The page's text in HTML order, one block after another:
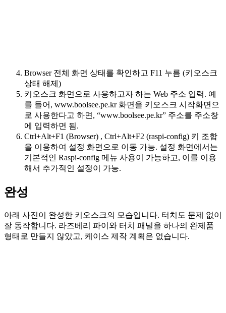
Browser 전체 화면 상태를 확인하고 F11 누름 (키오스크
상태 해제)
키오스크 화면으로 사용하고자 하는 Web 주소 입력. 예
를 들어, www.boolsee.pe.kr 화면을 키오스크 시작화면으
로 사용한다고 하면, “www.boolsee.pe.kr” 주소를 주소창
에 입력하면 됨.
Ctrl+Alt+F1 (Browser) , Ctrl+Alt+F2 (raspi-config) 키 조합
을 이용하여 설정 화면으로 이동 가능. 설정 화면에서는
기본적인 Raspi-config 메뉴 사용이 가능하고, 이를 이용
해서 추가적인 설정이 가능.
완성
아래 사진이 완성한 키오스크의 모습입니다. 터치도 문제 없이
잘 동작합니다. 라즈베리 파이와 터치 패널을 하나의 완제품
형태로 만들지 않았고, 케이스 제작 계획은 없습니다.